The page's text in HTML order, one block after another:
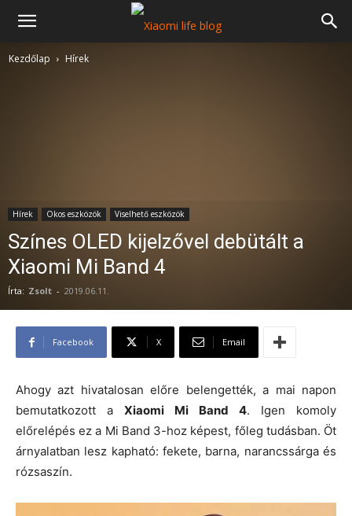
Kezdőlap Hírek
Hírek Okos eszközök Viselhető eszközök
Színes OLED kijelzővel debütált a
Xiaomi Mi Band 4
Írta: Zsolt - 2019.06.11.
Facebook X Email
Ahogy azt hivatalosan előre belengették, a mai napon
bemutatkozott a Xiaomi Mi Band 4. Igen komoly
előrelépés ez a Mi Band 3-hoz képest, főleg tudásban. Öt
árnyalatban lesz kapható: fekete, barna, narancssárga és
rózsaszín.